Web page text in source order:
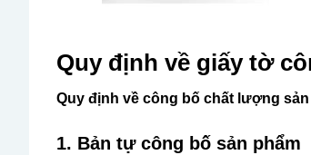
Quy định về giấy tờ
Quy định về công bố chất lượng
1. Bản tự công bố sản phẩm